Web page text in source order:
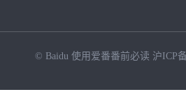
© Baidu 使用爱番番前必读 沪ICP